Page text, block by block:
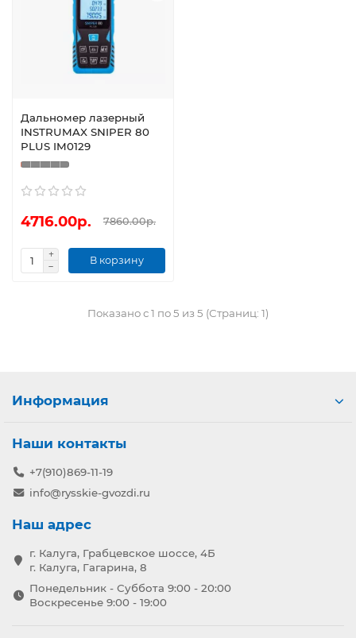
Дальномер лазерный
INSTRUMAX SNIPER 80
PLUS IM0129
4716.00р. 7860.00р.
В корзину
Показано с 1 по 5 из 5 (Страниц: 1)
Информация
Наши контакты
+7(910)869-11-19
info@rysskie-gvozdi.ru
Наш адрес
г. Калуга, Грабцевское шоссе, 4Б
г. Калуга, Гагарина, 8
Понедельник - Суббота 9:00 - 20:00
Воскресенье 9:00 - 19:00